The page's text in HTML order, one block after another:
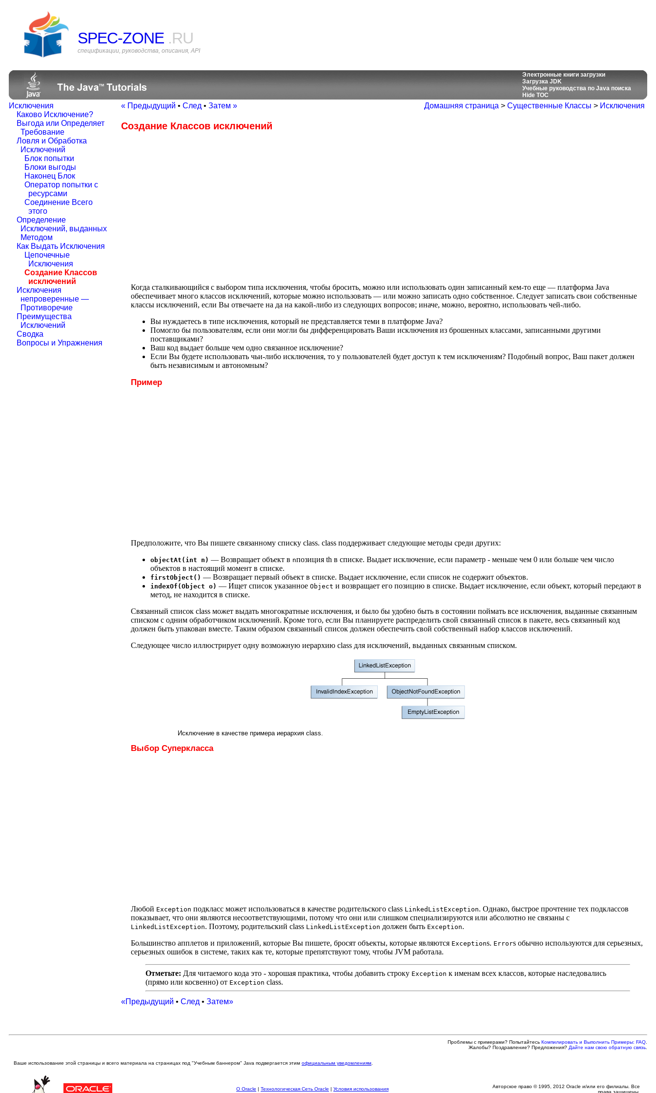
SPEC-ZONE .RU
спецификации, руководства, описания, API
Электронные книги загрузки
Загрузка JDK
Учебные руководства по Java поиска
Hide TOC
Исключения
Каково Исключение?
Выгода или Определяет
Требование
Ловля и Обработка
Исключений
Блок попытки
Блоки выгоды
Наконец Блок
Оператор попытки с
ресурсами
Соединение Всего
этого
Определение
Исключений, выданных
Методом
Как Выдать Исключения
Цепочечные
Исключения
Создание Классов
исключений
Исключения
непроверенные —
Противоречие
Преимущества
Исключений
Сводка
Вопросы и Упражнения
Домашняя страница > Существенные Классы > Исключения
« Предыдущий • След • Затем »
Создание Классов исключений
Когда сталкивающийся с выбором типа исключения, чтобы бросить, можно или использовать один записанный кем-то еще — платформа Java
обеспечивает много классов исключений, которые можно использовать — или можно записать одно собственное. Следует записать свои собственные
классы исключений, если Вы отвечаете на да на какой-либо из следующих вопросов; иначе, можно, вероятно, использовать чей-либо.
Вы нуждаетесь в типе исключения, который не представляется теми в платформе Java?
Помогло бы пользователям, если они могли бы дифференцировать Ваши исключения из брошенных классами, записанными другими
поставщиками?
Ваш код выдает больше чем одно связанное исключение?
Если Вы будете использовать чьи-либо исключения, то у пользователей будет доступ к тем исключениям? Подобный вопрос, Ваш пакет должен
быть независимым и автономным?
Пример
Предположите, что Вы пишете связанному списку class. class поддерживает следующие методы среди других:
objectAt(int n) — Возвращает объект в nпозиция th в списке. Выдает исключение, если параметр - меньше чем 0 или больше чем число
объектов в настоящий момент в списке.
firstObject() — Возвращает первый объект в списке. Выдает исключение, если список не содержит объектов.
indexOf(Object o) — Ищет список указанное Object и возвращает его позицию в списке. Выдает исключение, если объект, который передают в
метод, не находится в списке.
Связанный список class может выдать многократные исключения, и было бы удобно быть в состоянии поймать все исключения, выданные связанным
списком с одним обработчиком исключений. Кроме того, если Вы планируете распределить свой связанный список в пакете, весь связанный код
должен быть упакован вместе. Таким образом связанный список должен обеспечить свой собственный набор классов исключений.
Следующее число иллюстрирует одну возможную иерархию class для исключений, выданных связанным списком.
Исключение в качестве примера иерархия class.
Выбор Суперкласса
Любой Exception подкласс может использоваться в качестве родительского class LinkedListException. Однако, быстрое прочтение тех подклассов
показывает, что они являются несоответствующими, потому что они или слишком специализируются или абсолютно не связаны с
LinkedListException. Поэтому, родительский class LinkedListException должен быть Exception.
Большинство апплетов и приложений, которые Вы пишете, бросят объекты, которые являются Exceptions. Errors обычно используются для серьезных,
серьезных ошибок в системе, таких как те, которые препятствуют тому, чтобы JVM работала.
Отметьте: Для читаемого кода это - хорошая практика, чтобы добавить строку Exception к именам всех классов, которые наследовались
(прямо или косвенно) от Exception class.
«Предыдущий • След • Затем»
Проблемы с примерами? Попытайтесь Компилировать и Выполнить Примеры: FAQ
Жалобы? Поздравление? Предложения? Дайте нам свою обратную связь
Ваше использование этой страницы и всего материала на страницах под "Учебным баннером" Java подвергается этим официальным уведомлениям
О Oracle | Технологическая Сеть Oracle | Условия использования
Авторское право © 1995, 2012 Oracle и/или его филиалы. Все
права защищены.